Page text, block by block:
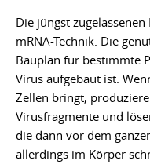
Die jüngst
mRNA-Technik. Die
Bauplan für bestimmte
Virus aufgebaut ist.
Zellen bringt,
Virusfragmente und
die dann vor dem
allerdings im Körper